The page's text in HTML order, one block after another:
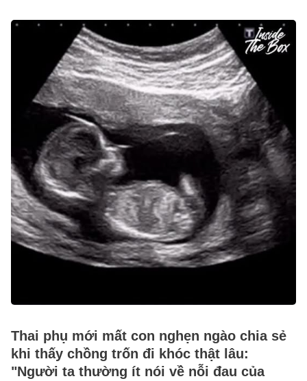
Thai phụ mới mất con nghẹn ngào chia sẻ
khi thấy chồng trốn đi khóc thật lâu:
"Người ta thường ít nói về nỗi đau của